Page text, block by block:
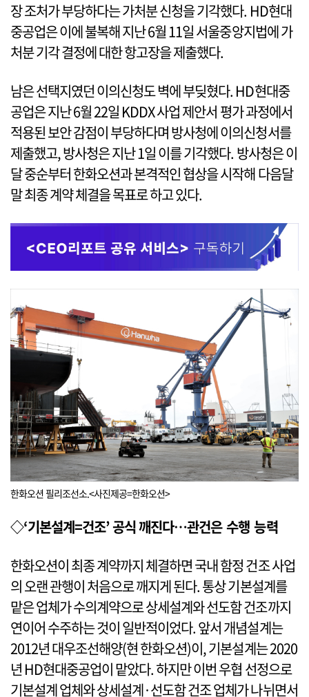
장 조처가 부당하다는 가처분 신청을 기각했다. HD현대
중공업은 이에 불복해 지난 6월 11일 서울중앙지법에 가
처분 기각 결정에 대한 항고장을 제출했다.
남은 선택지였던 이의신청도 벽에 부딪혔다. HD현대중
공업은 지난 6월 22일 KDDX 사업 제안서 평가 과정에서
적용된 보안 감점이 부당하다며 방사청에 이의신청서를
제출했고, 방사청은 지난 1일 이를 기각했다. 방사청은 이
달 중순부터 한화오션과 본격적인 협상을 시작해 다음달
말 최종 계약 체결을 목표로 하고 있다.
한화오션 필리조선소.<사진제공=한화오션>
◇‘기본설계=건조’ 공식 깨진다…관건은 수행 능력
한화오션이 최종 계약까지 체결하면 국내 함정 건조 사업
의 오랜 관행이 처음으로 깨지게 된다. 통상 기본설계를
맡은 업체가 수의계약으로 상세설계와 선도함 건조까지
연이어 수주하는 것이 일반적이었다. 앞서 개념설계는
2012년 대우조선해양(현 한화오션)이, 기본설계는 2020
년 HD현대중공업이 맡았다. 하지만 이번 우협 선정으로
기본설계 업체와 상세설계·선도함 건조 업체가 나뉘면서